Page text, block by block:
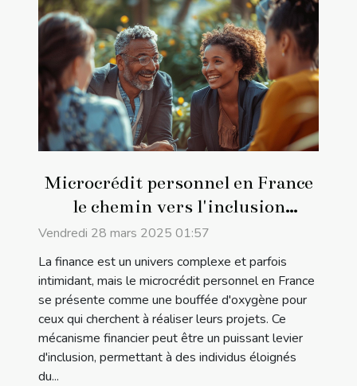
Microcrédit personnel en France
le chemin vers l'inclusion
financière et la réussite de projets
Vendredi 28 mars 2025 01:57
La finance est un univers complexe et parfois
intimidant, mais le microcrédit personnel en France
se présente comme une bouffée d'oxygène pour
ceux qui cherchent à réaliser leurs projets. Ce
mécanisme financier peut être un puissant levier
d'inclusion, permettant à des individus éloignés
du...